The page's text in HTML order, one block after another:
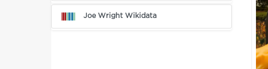
Joe Wright Wikidata